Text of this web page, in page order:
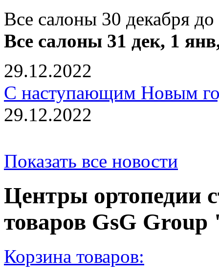
Все салоны 30 декабря
Все салоны 31 дек, 1
29.12.2022
С наступающим Новым
29.12.2022
Показать все новости
Центры ортопедии
товаров GsG
Корзина товаров: